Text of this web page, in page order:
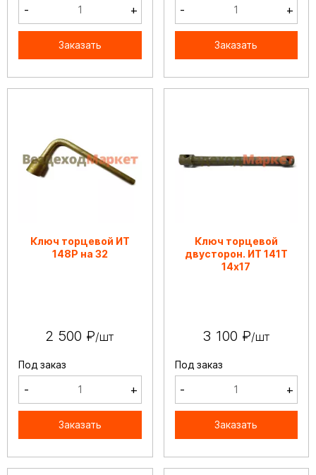
- +
Заказать
- +
Заказать
Ключ торцевой ИТ
148Р на 32
2 500 ₽/шт
Под заказ
- +
Заказать
Ключ торцевой
двусторон. ИТ 141Т
14х17
3 100 ₽/шт
Под заказ
- +
Заказать